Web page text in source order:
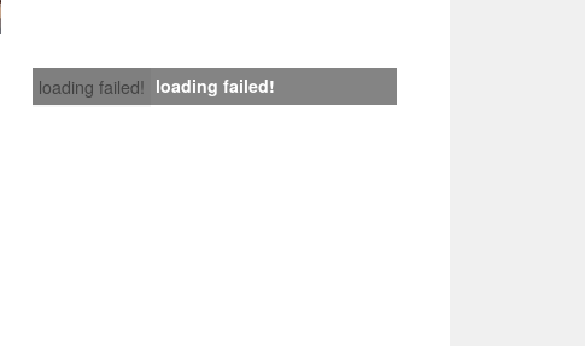
loading failed! loading failed!